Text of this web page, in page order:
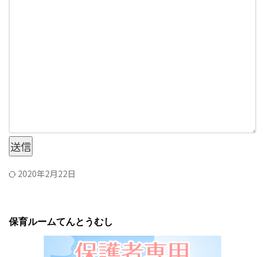
送信
2020年2月22日
保育ルームてんとうむし